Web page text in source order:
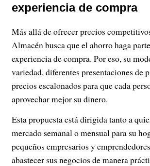
experiencia de compra
Más allá de ofrecer precios
Almacén busca que el ahorro haga
experiencia de compra. Por eso, su
variedad, diferentes presentaciones de
precios escalonados para que cada
aprovechar mejor su dinero.
Esta propuesta está dirigida tanto a
mercado semanal o mensual para su
pequeños empresarios y
abastecer sus negocios de manera